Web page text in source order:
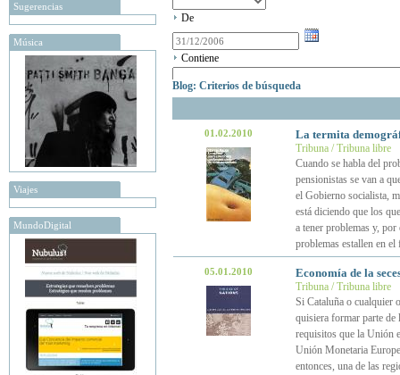
Sugerencias
Música
Viajes
MundoDigital
De
Contiene
Blog: Criterios de búsqueda
01.02.2010 La termita
Tribuna / Tribuna libre
Cuando se habla del
pensionistas se van a
el Gobierno socialista,
está diciendo que los
a tener problemas y,
problemas estallen en
05.01.2010 Economía de la
Tribuna / Tribuna libre
Si Cataluña o cualquier
quisiera formar parte de
requisitos que la Unión
Unión Monetaria
entonces, una de las